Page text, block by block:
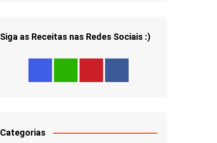
Siga as Receitas nas Redes Sociais :)
Categorias